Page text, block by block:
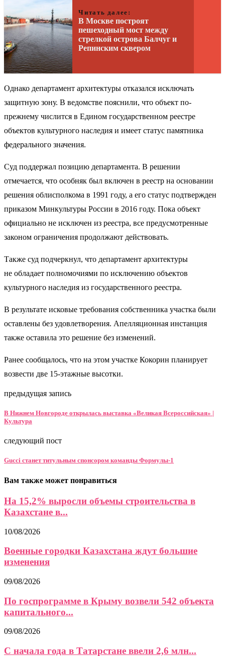
Читать далее:
В Москве построят
пешеходный мост между
стрелкой острова Балчуг и
Репинским сквером
Однако департамент архитектуры отказался исключать
защитную зону. В ведомстве пояснили, что объект по-
прежнему числится в Едином государственном реестре
объектов культурного наследия и имеет статус памятника
федерального значения.
Суд поддержал позицию департамента. В решении
отмечается, что особняк был включен в реестр на основании
решения облисполкома в 1991 году, а его статус подтвержден
приказом Минкультуры России в 2016 году. Пока объект
официально не исключен из реестра, все предусмотренные
законом ограничения продолжают действовать.
Также суд подчеркнул, что департамент архитектуры
не обладает полномочиями по исключению объектов
культурного наследия из государственного реестра.
В результате исковые требования собственника участка были
оставлены без удовлетворения. Апелляционная инстанция
также оставила это решение без изменений.
Ранее сообщалось, что на этом участке Кокорин планирует
возвести две 15-этажные высотки.
предыдущая запись
В Нижнем Новгороде открылась выставка «Великая Всероссийская» |
Культура
следующий пост
Gucci станет титульным спонсором команды Формулы-1
Вам также может понравиться
На 15,2% выросли объемы строительства в
Казахстане в...
10/08/2026
Военные городки Казахстана ждут большие
изменения
09/08/2026
По госпрограмме в Крыму возвели 542 объекта
капитального...
09/08/2026
С начала года в Татарстане ввели 2,6 млн...